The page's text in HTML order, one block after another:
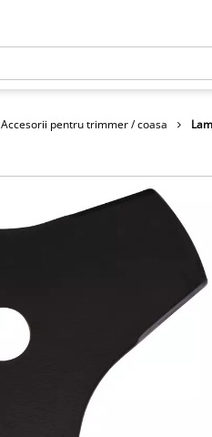
Accesorii pentru trimmer / coasa